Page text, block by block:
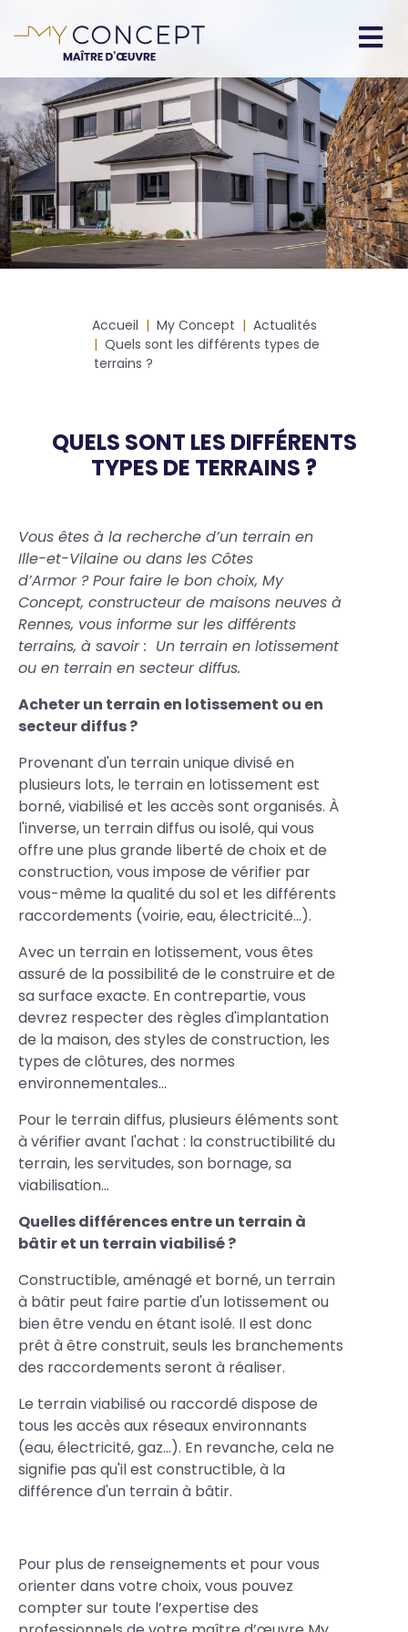
au
principal
principale
Fil
d'Ariane
Accueil My Concept
Actualités
Quels sont les différents types de
terrains ?
QUELS SONT LES DIFFÉRENTS
TYPES DE TERRAINS ?
Body
Vous êtes à la recherche d’un terrain en
Ille-et-Vilaine ou dans les Côtes
d’Armor ?Pour faire le bon choix, My
Concept, constructeur de maisons neuves à
Rennes, vous informe sur les différents
terrains, à savoir : Un terrain en lotissement
ou en terrain en secteur diffus.
Acheter un terrain en lotissement ou en
secteur diffus ?
Provenant d'un terrain unique divisé en
plusieurs lots, le terrain en lotissement est
borné, viabilisé et les accès sont organisés. À
l'inverse, un terrain diffus ou isolé, qui vous
offre une plus grande liberté de choix et de
construction, vous impose de vérifier par
vous-même la qualité du sol et les différents
raccordements (voirie, eau, électricité...).
Avec un terrain en lotissement, vous êtes
assuré de la possibilité de le construire et de
sa surface exacte. En contrepartie, vous
devrez respecter des règles d'implantation
de la maison, des styles de construction, les
types de clôtures, des normes
environnementales...
Pour le terrain diffus, plusieurs éléments sont
à vérifier avant l'achat : la constructibilité du
terrain, les servitudes, son bornage, sa
viabilisation...
Quelles différences entre un terrain à
bâtir et un terrain viabilisé ?
Constructible, aménagé et borné, un terrain
à bâtir peut faire partie d'un lotissement ou
bien être vendu en étant isolé. Il est donc
prêt à être construit, seuls les branchements
des raccordements seront à réaliser.
Le terrain viabilisé ou raccordé dispose de
tous les accès aux réseaux environnants
(eau, électricité, gaz...). En revanche, cela ne
signifie pas qu'il est constructible, à la
différence d'un terrain à bâtir.
Pour plus de renseignements et pour vous
orienter dans votre choix, vous pouvez
compter sur toute l’expertise des